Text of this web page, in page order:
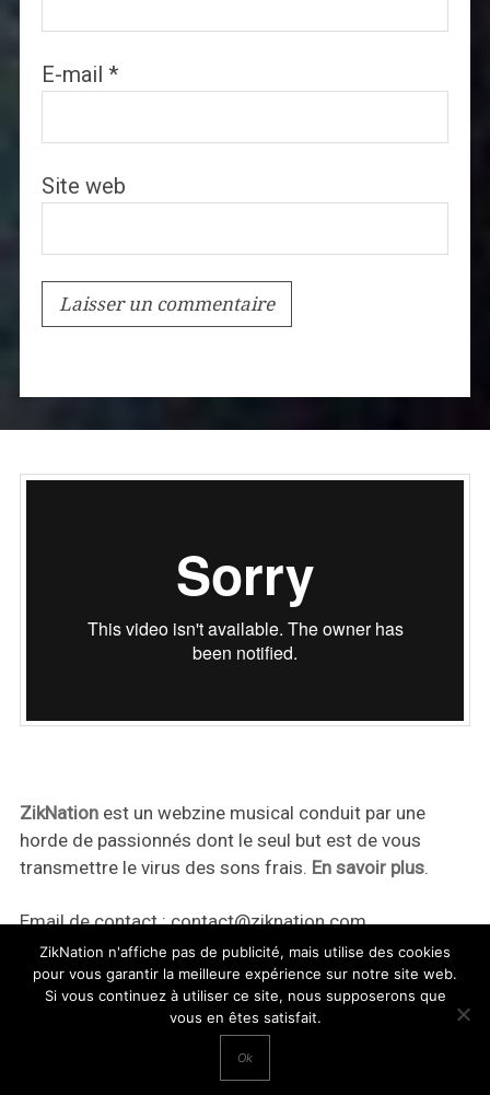
E-mail *
Site web
ZikNationest un webzine musical conduit par une
horde de passionnés dont le seul but est de vous
transmettre le virus des sons frais. En savoir plus.
Email de contact :contact@ziknation.com
ZikNation n'affiche pas de publicité, mais utilise des cookies
pour vous garantir la meilleure expérience sur notre site web.
Si vous continuez à utiliser ce site, nous supposerons que
vous en êtes satisfait.
Ok